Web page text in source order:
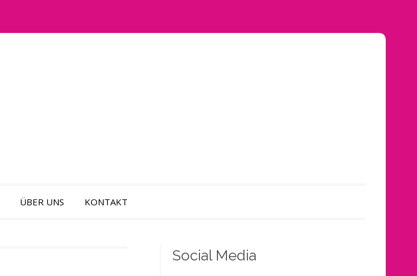
ÜBER UNS KONTAKT
Social Media